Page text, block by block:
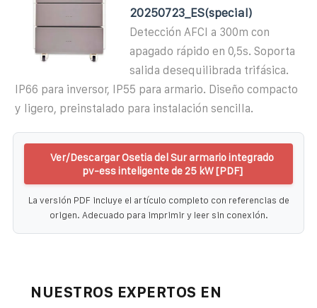
20250723_ES(special)
Detección AFCI a 300m con
apagado rápido en 0,5s. Soporta
salida desequilibrada trifásica.
IP66 para inversor, IP55 para armario. Diseño compacto
y ligero, preinstalado para instalación sencilla.
Ver/Descargar Osetia del Sur armario integrado
pv-ess inteligente de 25 kW [PDF]
La versión PDF incluye el artículo completo con referencias de
origen. Adecuado para imprimir y leer sin conexión.
NUESTROS EXPERTOS EN